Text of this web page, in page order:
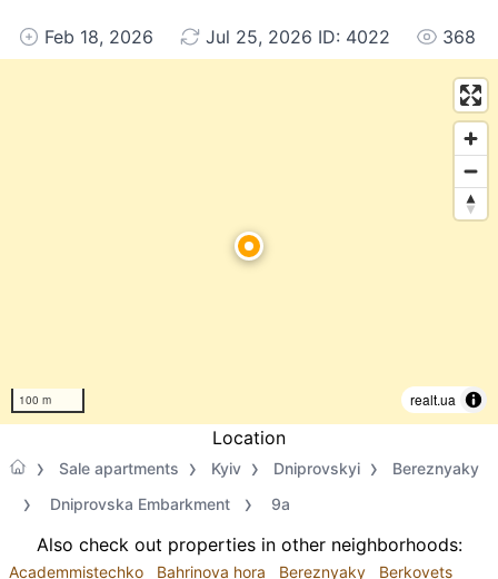
Feb 18, 2026 Jul 25, 2026 ID: 4022 368
100 m realt.ua
Location
Sale apartments Kyiv Dniprovskyi
Bereznyaky
Dniprovska Embarkment
9а
Also check out properties in other neighborhoods:
Academmistechko Bahrinova hora Bereznyaky Berkovets